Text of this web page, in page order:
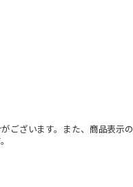
ざいます。また、商品表示